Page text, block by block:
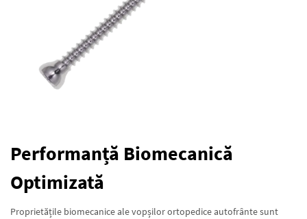
Performanță Biomecanică
Optimizată
Proprietățile biomecanice ale vopșilor ortopedice autofrânte sunt